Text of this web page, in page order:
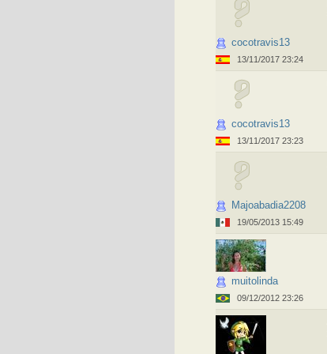
cocotravis13
13/11/2017 23:24
cocotravis13
13/11/2017 23:23
Majoabadia2208
19/05/2013 15:49
muitolinda
09/12/2012 23:26